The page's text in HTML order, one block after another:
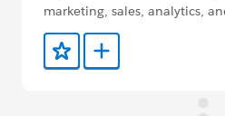
marketing, sales, analytics,
添加到收藏夹添加到 Trailmix